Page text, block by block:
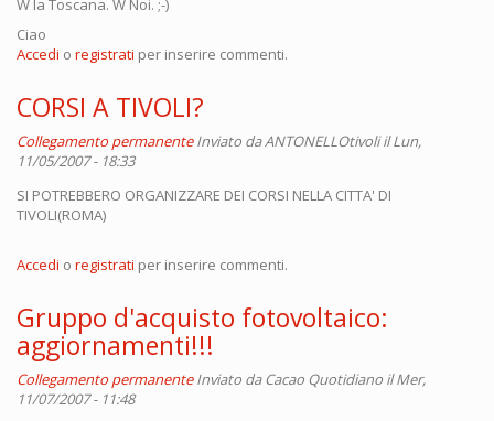
Ciao
Accedi o registrati per inserire commenti.
CORSI A TIVOLI?
Collegamento permanente Inviato daANTONELLOtivoliil Lun,
11/05/2007 - 18:33
SI POTREBBERO ORGANIZZARE DEI CORSI NELLA CITTA' DI
TIVOLI(ROMA)
Accedi o registrati per inserire commenti.
Gruppo d'acquisto fotovoltaico:
aggiornamenti!!!
Collegamento permanente Inviato daCacao Quotidiano il Mer,
11/07/2007 - 11:48